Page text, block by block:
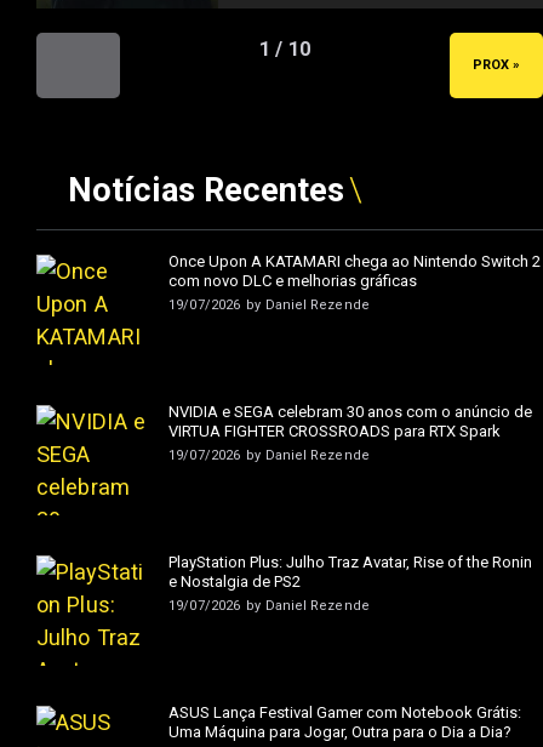
1 / 10
PROX »
Notícias Recentes
Once Upon A KATAMARI chega ao Nintendo Switch 2
com novo DLC e melhorias gráficas
19/07/2026 by Daniel Rezende
NVIDIA e SEGA celebram 30 anos com o anúncio de
VIRTUA FIGHTER CROSSROADS para RTX Spark
19/07/2026 by Daniel Rezende
PlayStation Plus: Julho Traz Avatar, Rise of the Ronin
e Nostalgia de PS2
19/07/2026 by Daniel Rezende
ASUS Lança Festival Gamer com Notebook Grátis:
Uma Máquina para Jogar, Outra para o Dia a Dia?